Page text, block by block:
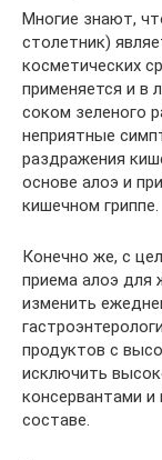
Многие знают,
столетник)
косметических
применяется и в
соком зеленого
неприятные
раздражения
основе алоэ и
кишечном гриппе.
Конечно же, с
приема алоэ для
изменить
продуктов с
исключить
консервантами и
составе.